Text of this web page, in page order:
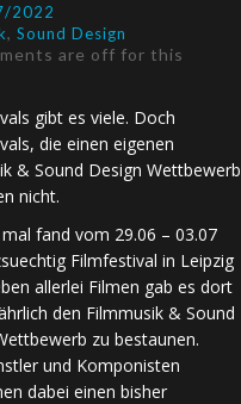
2022
, Sound Design
are off for this
gibt es viele. Doch
die einen eigenen
& Sound Design Wettbewerb
nicht.
fand vom 29.06 – 03.07
Filmfestival in Leipzig
allerlei Filmen gab es dort
den Filmmusik & Sound
zu bestaunen.
und Komponisten
dabei einen bisher